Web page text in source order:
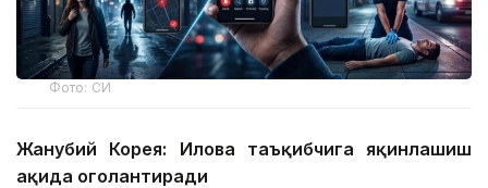
Фото: СИ
Жанубий Корея: Илова таъқибчига яқинлашиш
ҳақида огоҳлантиради